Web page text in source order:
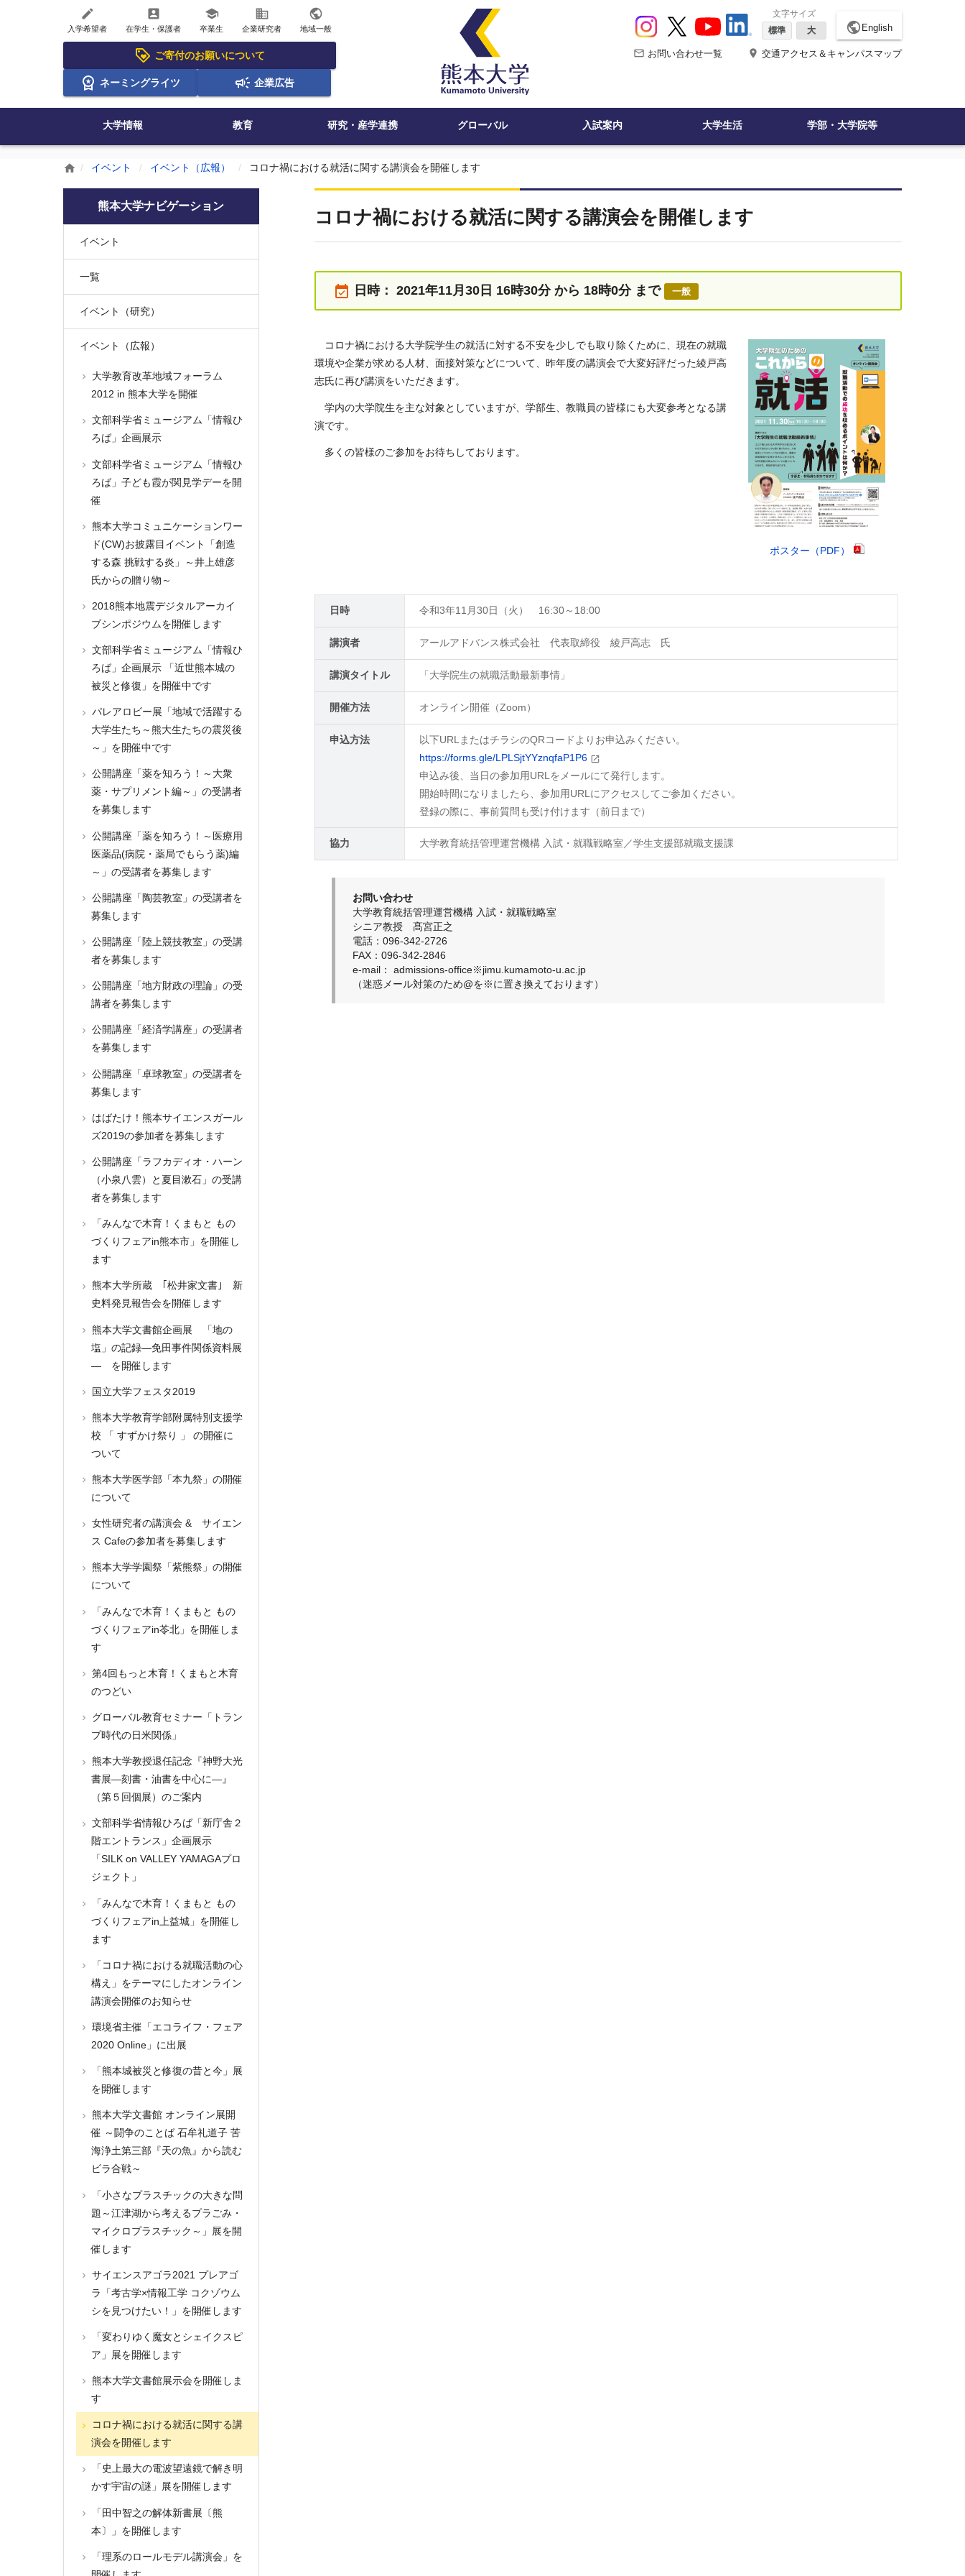
create
入学希望者
account_box
在学生・保護者
school
卒業生
business
企業研究者
public
地域一般
ご寄付のお願いについて
ネーミングライツ 企業広告
文字サイズ
標準
大 public English
mail_outline お問い合わせ一覧 place 交通アクセス＆キャンパスマップ
大学情報 教育 研究・産学連携 グローバル 入試案内 大学生活 学部・大学院等
home イベント イベント（広報） コロナ禍における就活に関する講演会を開催します
コロナ禍における就活に関する講演会を開催します
event_available 日時： 2021年11月30日 16時30分 から 18時0分 まで 一般
ポスター（PDF）
コロナ禍における大学院学生の就活に対する不安を少しでも取り除くために、現在の就職
環境や企業が求める人材、面接対策などについて、昨年度の講演会で大変好評だった綾戸高
志氏に再び講演をいただきます。
学内の大学院生を主な対象としていますが、学部生、教職員の皆様にも大変参考となる講
演です。
多くの皆様のご参加をお待ちしております。
日時 令和3年11月30日（火） 16:30～18:00
講演者 アールアドバンス株式会社 代表取締役 綾戸高志 氏
講演タイトル 「大学院生の就職活動最新事情」
開催方法 オンライン開催（Zoom）
申込方法
以下URLまたはチラシのQRコードよりお申込みください。
https://forms.gle/LPLSjtYYznqfaP1P6
申込み後、当日の参加用URLをメールにて発行します。
開始時間になりましたら、参加用URLにアクセスしてご参加ください。
登録の際に、事前質問も受け付けます（前日まで）
協力 大学教育統括管理運営機構 入試・就職戦略室／学生支援部就職支援課
お問い合わせ
大学教育統括管理運営機構 入試・就職戦略室
シニア教授 髙宮正之
電話：096-342-2726
FAX：096-342-2846
e-mail： admissions-office※jimu.kumamoto-u.ac.jp
（迷惑メール対策のため@を※に置き換えております）
熊本大学ナビゲーション
イベント
一覧
イベント（研究）
イベント（広報）
大学教育改革地域フォーラム
2012 in 熊本大学を開催
文部科学省ミュージアム「情報ひ
ろば」企画展示
文部科学省ミュージアム「情報ひ
ろば」子ども霞が関見学デーを開
催
熊本大学コミュニケーションワー
ド(CW)お披露目イベント「創造
する森 挑戦する炎」～井上雄彦
氏からの贈り物～
2018熊本地震デジタルアーカイ
ブシンポジウムを開催します
文部科学省ミュージアム「情報ひ
ろば」企画展示 「近世熊本城の
被災と修復」を開催中です
パレアロビー展「地域で活躍する
大学生たち～熊大生たちの震災後
～」を開催中です
公開講座「薬を知ろう！～大衆
薬・サプリメント編～」の受講者
を募集します
公開講座「薬を知ろう！～医療用
医薬品(病院・薬局でもらう薬)編
～」の受講者を募集します
公開講座「陶芸教室」の受講者を
募集します
公開講座「陸上競技教室」の受講
者を募集します
公開講座「地方財政の理論」の受
講者を募集します
公開講座「経済学講座」の受講者
を募集します
公開講座「卓球教室」の受講者を
募集します
はばたけ！熊本サイエンスガール
ズ2019の参加者を募集します
公開講座「ラフカディオ・ハーン
（小泉八雲）と夏目漱石」の受講
者を募集します
「みんなで木育！くまもと もの
づくりフェアin熊本市」を開催し
ます
熊本大学所蔵 ｢松井家文書｣ 新
史料発見報告会を開催します
熊本大学文書館企画展 「地の
塩」の記録―免田事件関係資料展
― を開催します
国立大学フェスタ2019
熊本大学教育学部附属特別支援学
校 「 すずかけ祭り 」 の開催に
ついて
熊本大学医学部「本九祭」の開催
について
女性研究者の講演会 & サイエン
ス Cafeの参加者を募集します
熊本大学学園祭「紫熊祭」の開催
について
「みんなで木育！くまもと もの
づくりフェアin苓北」を開催しま
す
第4回もっと木育！くまもと木育
のつどい
グローバル教育セミナー「トラン
プ時代の日米関係」
熊本大学教授退任記念『神野大光
書展―刻書・油書を中心に―』
（第５回個展）のご案内
文部科学省情報ひろば「新庁舎２
階エントランス」企画展示
「SILK on VALLEY YAMAGAプロ
ジェクト」
「みんなで木育！くまもと もの
づくりフェアin上益城」を開催し
ます
「コロナ禍における就職活動の心
構え」をテーマにしたオンライン
講演会開催のお知らせ
環境省主催「エコライフ・フェア
2020 Online」に出展
「熊本城被災と修復の昔と今」展
を開催します
熊本大学文書館 オンライン展開
催 ～闘争のことば 石牟礼道子 苦
海浄土第三部『天の魚』から読む
ビラ合戦～
「小さなプラスチックの大きな問
題～江津湖から考えるプラごみ・
マイクロプラスチック～」展を開
催します
サイエンスアゴラ2021 プレアゴ
ラ「考古学×情報工学 コクゾウム
シを見つけたい！」を開催します
「変わりゆく魔女とシェイクスピ
ア」展を開催します
熊本大学文書館展示会を開催しま
す
コロナ禍における就活に関する講
演会を開催します
「史上最大の電波望遠鏡で解き明
かす宇宙の謎」展を開催します
「田中智之の解体新書展〔熊
本〕」を開催します
「理系のロールモデル講演会」を